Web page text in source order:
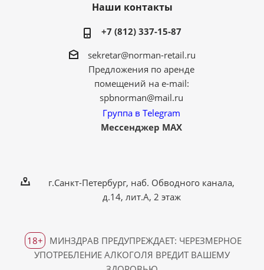
Наши контакты
+7 (812) 337-15-87
sekretar@norman-retail.ru
Предложения по аренде
помещений на e-mail:
spbnorman@mail.ru
Группа в Telegram
Мессенджер MAX
г.Санкт-Петербург, наб. Обводного канала,
д.14, лит.А, 2 этаж
18+
МИНЗДРАВ ПРЕДУПРЕЖДАЕТ: ЧЕРЕЗМЕРНОЕ
УПОТРЕБЛЕНИЕ АЛКОГОЛЯ ВРЕДИТ ВАШЕМУ